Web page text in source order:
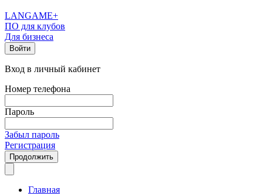
LANGAME+
ПО для клубов
Для бизнеса
Войти
Вход в личный кабинет
Номер телефона
Пароль
Забыл пароль
Регистрация
Продолжить
Главная